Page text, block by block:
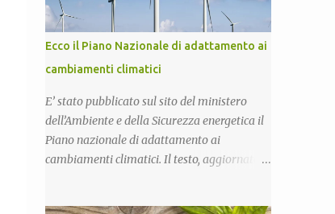
Pontoriero era già stato riconosciuto
colpevole dell'omicidio e condannato a 22
appello. Nel 2018, pochi giorni dopo
l'omicidio di Sacko, presentai
un'interrogazione parlamentare all'allora
ministro dell'interno Salvini per accertare se
nella vicenda vi era il coinvolgimento della
una risposta. Ma intanto per Sacko giustizia
Ecco il Piano Nazionale di adattamento ai
cambiamenti climatici
E’ stato pubblicato sul sito del ministero
dell’Ambiente e della Sicurezza energetica il
Piano nazionale di adattamento ai
cambiamenti climatici. Il testo, aggiornato